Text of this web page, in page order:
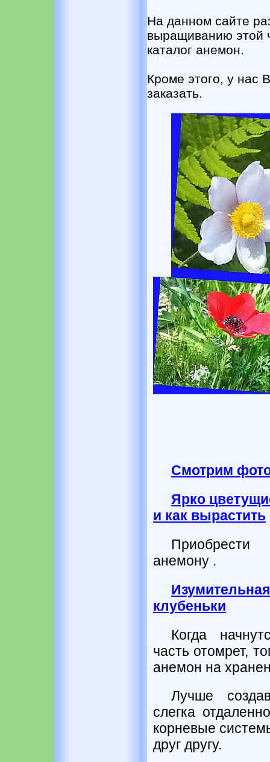
На данном сайте
выращиванию этой
каталог анемон.
Кроме этого, у нас
заказать.
Смотрим
Ярко
и как вырастить
Приобрести
анемону .
клубеньки
Когда
часть отомрет,
анемон на
Лучше
слегка
корневые
друг другу.